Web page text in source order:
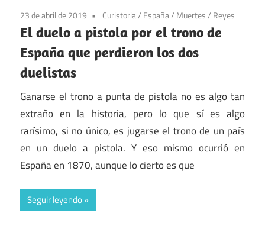
23 de abril de 2019 Curistoria/ España/ Muertes/ Reyes
El duelo a pistola por el trono de
España que perdieron los dos
duelistas
Ganarse el trono a punta de pistola no es algo tan
extraño en la historia, pero lo que sí es algo
rarísimo, si no único, es jugarse el trono de un país
en un duelo a pistola. Y eso mismo ocurrió en
España en 1870, aunque lo cierto es que
Seguir leyendo